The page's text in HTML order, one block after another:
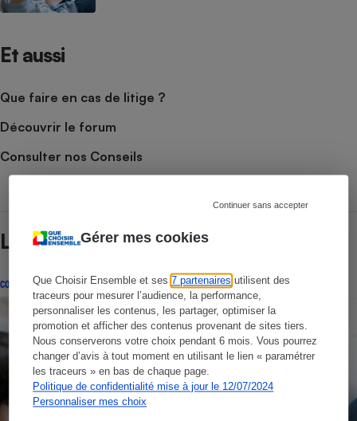
Gérer mes cookies
Que Choisir Ensemble et ses7 partenaires utilisent des
traceurs pour mesurer l’audience, la performance,
personnaliser les contenus, les partager, optimiser la
promotion et afficher des contenus provenant de sites tiers.
Nous conserverons votre choix pendant 6 mois. Vous pourrez
changer d’avis à tout moment en utilisant le lien « paramétrer
les traceurs » en bas de chaque page.
Politique de confidentialité mise à jour le 12/07/2024
Personnaliser mes choix
Continuer sans accepter
Et aussi
Que faire en cas de litige ?
Découvrir le forum
Consulter nos Conseils
Lire aussi
CONSEILS